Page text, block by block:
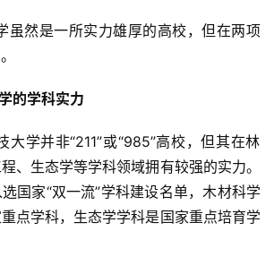
的学科实力
、生态学等学科领域拥有较强的实力。
国家“双一流”学科建设名单，木材科学
点学科，生态学学科是国家重点培育学